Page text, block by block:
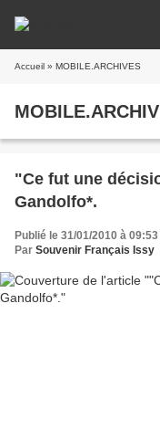
Accueil » MOBILE.ARCHIVES
"Ce fut une
Gandolfo*.
Publié le 31/01/2010 à 09:53
Par Souvenir Français Issy